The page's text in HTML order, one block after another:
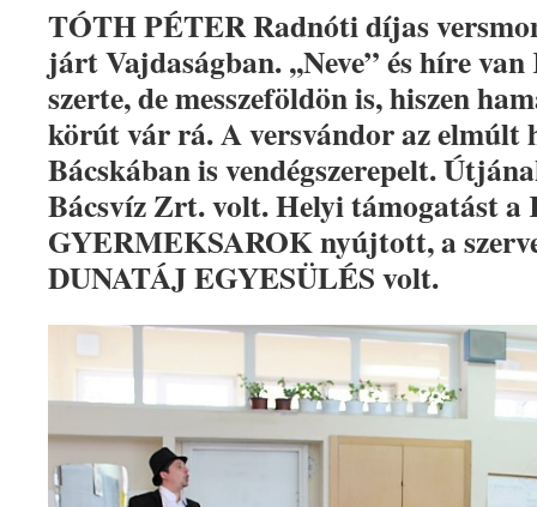
TÓTH PÉTER Radnóti díjas
járt Vajdaságban. ,,Neve” és híre
szerte, de messzeföldön is, hiszen
körút vár rá. A versvándor az elmúlt
Bácskában is vendégszerepelt.
Bácsvíz Zrt. volt. Helyi támogatást
GYERMEKSAROK nyújtott, a
DUNATÁJ EGYESÜLÉS volt.